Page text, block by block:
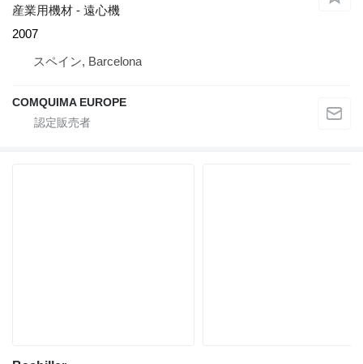
産業用機材 - 遠心機
2007
スペイン, Barcelona
COMQUIMA EUROPE